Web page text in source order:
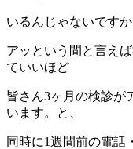
いるんじゃないです
アッという間と言え
ていいほど
皆さん3ヶ月の検診が
います。と、
同時に1週間前の電話